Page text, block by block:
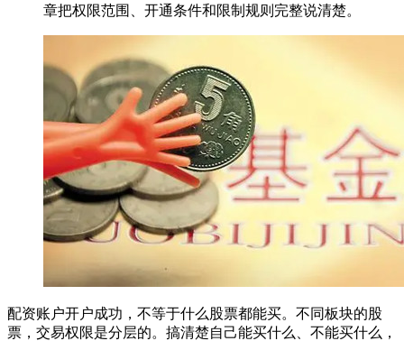
章把权限范围、开通条件和限制规则完整说清楚。
配资账户开户成功，不等于什么股票都能买。不同板块的股
票，交易权限是分层的。搞清楚自己能买什么、不能买什么，